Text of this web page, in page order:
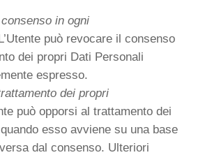
in ogni
può revocare il consenso
dei propri Dati Personali
espresso.
dei propri
può opporsi al trattamento dei
esso avviene su una base
dal consenso. Ulteriori